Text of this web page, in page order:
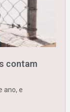
contam
ano, e